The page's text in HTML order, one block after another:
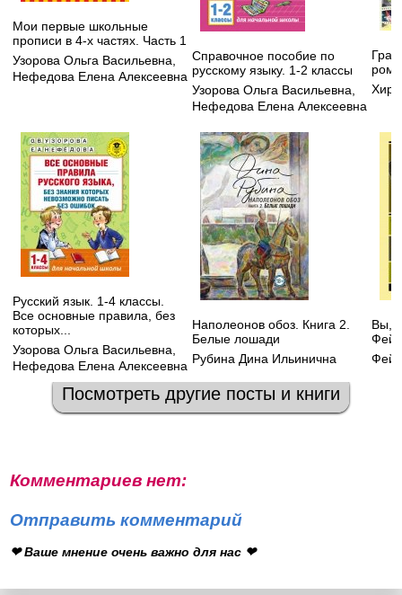
Мои первые школьные
прописи в 4-х частях. Часть 1
Узорова Ольга Васильевна
Нефедова Елена Алексеевна
Справочное пособие по
русскому языку. 1-2 классы
Узорова Ольга Васильевна
Нефедова Елена Алексеевна
Русский язык. 1-4 классы.
Все основные правила, без
которых...
Узорова Ольга Васильевна
Нефедова Елена Алексеевна
Наполеонов обоз. Книга 2.
Белые лошади
Рубина Дина Ильинична
Вы,
Посмотреть другие посты и книги
Комментариев нет:
Отправить комментарий
❤ Ваше мнение очень важно для нас ❤